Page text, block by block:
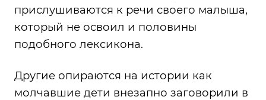
прислушиваются к речи своего малыша,
который не освоил и половины
подобного лексикона.
Другие опираются на истории как
молчавшие дети внезапно заговорили в